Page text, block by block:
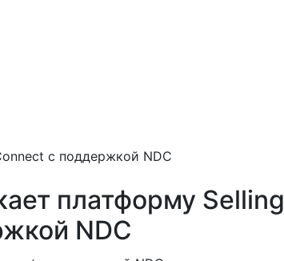
с поддержкой NDC
платформу Selling
NDC